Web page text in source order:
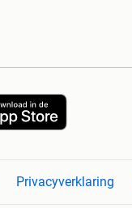
Privacyverklaring